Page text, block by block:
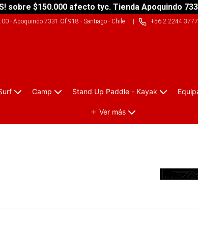
sobre $150.000 afecto tyc. Tienda Apoquindo
- Apoquindo 7331 Of 918 - Santiago - Chile| +56 2 2244 3777
Camp Stand Up Paddle - Kayak
Ver más